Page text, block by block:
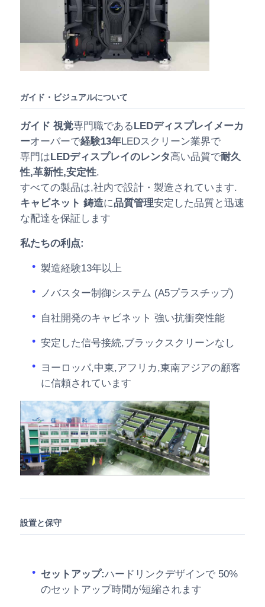
ガイド・ビジュアルについて
ガイド 視覚専門職であるLEDディスプレイメーカ
ーオーバーで経験13年LEDスクリーン業界で
専門はLEDディスプレイのレンタ高い品質で耐久
性,革新性,安定性.
すべての製品は,社内で設計・製造されています.
キャビネット 鋳造に品質管理安定した品質と迅速
な配達を保証します
私たちの利点:
製造経験13年以上
ノバスター制御システム (A5プラスチップ)
自社開発のキャビネット 強い抗衝突性能
安定した信号接続,ブラックスクリーンなし
ヨーロッパ,中東,アフリカ,東南アジアの顧客
に信頼されています
設置と保守
セットアップ:ハードリンクデザインで 50%
のセットアップ時間が短縮されます